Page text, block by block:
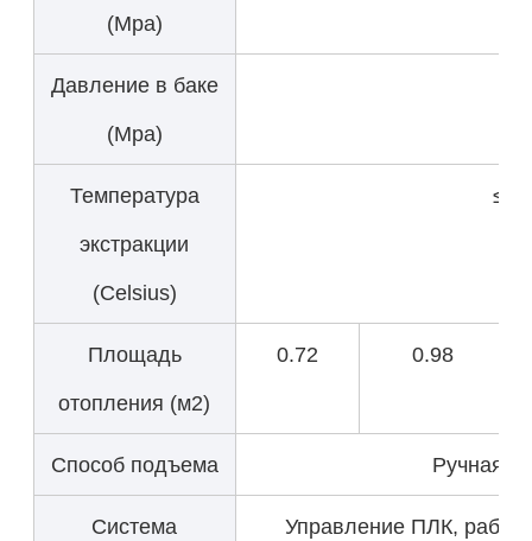
(Mpa)
Давление в баке
(Mpa)
Температура
экстракции
(Celsius)
≤
Площадь
отопления (м2)
0.72 0.98
Способ подъема Ручная
Система
Управление ПЛК,